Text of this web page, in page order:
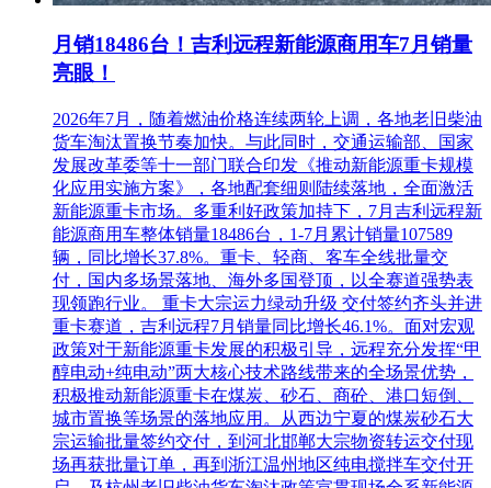
月销18486台！吉利远程新能源商用车7月销量
亮眼！
2026年7月，随着燃油价格连续两轮上调，各地老旧柴油
货车淘汰置换节奏加快。与此同时，交通运输部、国家
发展改革委等十一部门联合印发《推动新能源重卡规模
化应用实施方案》，各地配套细则陆续落地，全面激活
新能源重卡市场。多重利好政策加持下，7月吉利远程新
能源商用车整体销量18486台，1-7月累计销量107589
辆，同比增长37.8%。重卡、轻商、客车全线批量交
付，国内多场景落地、海外多国登顶，以全赛道强势表
现领跑行业。 重卡大宗运力绿动升级 交付签约齐头并进
重卡赛道，吉利远程7月销量同比增长46.1%。面对宏观
政策对于新能源重卡发展的积极引导，远程充分发挥“甲
醇电动+纯电动”两大核心技术路线带来的全场景优势，
积极推动新能源重卡在煤炭、砂石、商砼、港口短倒、
城市置换等场景的落地应用。从西边宁夏的煤炭砂石大
宗运输批量签约交付，到河北邯郸大宗物资转运交付现
场再获批量订单，再到浙江温州地区纯电搅拌车交付开